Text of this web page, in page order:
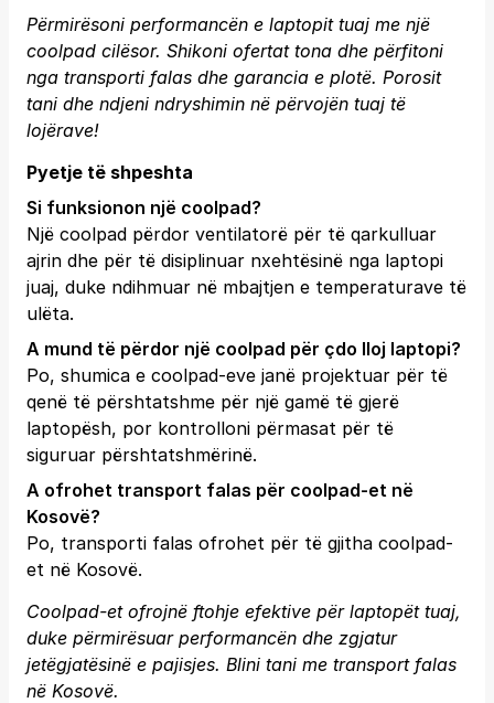
Përmirësoni performancën e laptopit tuaj me një
coolpad cilësor. Shikoni ofertat tona dhe përfitoni
nga transporti falas dhe garancia e plotë. Porosit
tani dhe ndjeni ndryshimin në përvojën tuaj të
lojërave!
Pyetje të shpeshta
Si funksionon një coolpad?
Një coolpad përdor ventilatorë për të qarkulluar
ajrin dhe për të disiplinuar nxehtësinë nga laptopi
juaj, duke ndihmuar në mbajtjen e temperaturave të
ulëta.
A mund të përdor një coolpad për çdo lloj laptopi?
Po, shumica e coolpad-eve janë projektuar për të
qenë të përshtatshme për një gamë të gjerë
laptopësh, por kontrolloni përmasat për të
siguruar përshtatshmërinë.
A ofrohet transport falas për coolpad-et në
Kosovë?
Po, transporti falas ofrohet për të gjitha coolpad-
et në Kosovë.
Coolpad-et ofrojnë ftohje efektive për laptopët tuaj,
duke përmirësuar performancën dhe zgjatur
jetëgjatësinë e pajisjes. Blini tani me transport falas
në Kosovë.